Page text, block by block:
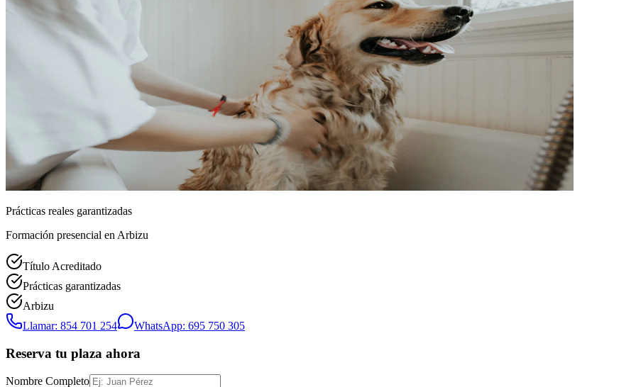
Prácticas reales garantizadas
Formación presencial en Arbizu
Título Acreditado
Prácticas garantizadas
Arbizu
Llamar: 854 701 254
WhatsApp: 695 750 305
Reserva tu plaza ahora
Nombre Completo